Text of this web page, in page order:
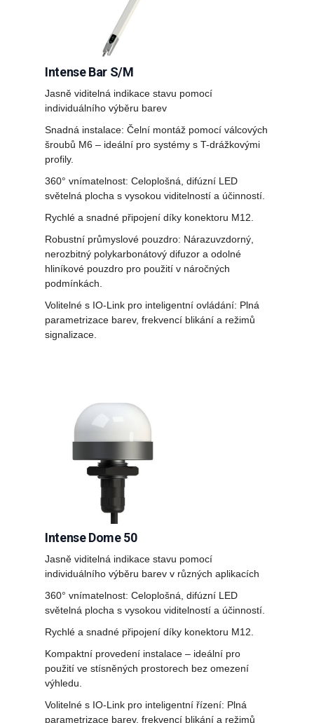
Intense Bar S/M
Jasně viditelná indikace stavu pomocí
individuálního výběru barev
Snadná instalace: Čelní montáž pomocí válcových
šroubů M6 – ideální pro systémy s T-drážkovými
profily.
360° vnímatelnost: Celoplošná, difúzní LED
světelná plocha s vysokou viditelností a účinností.
Rychlé a snadné připojení díky konektoru M12.
Robustní průmyslové pouzdro: Nárazuvzdorný,
nerozbitný polykarbonátový difuzor a odolné
hliníkové pouzdro pro použití v náročných
podmínkách.
Volitelné s IO-Link pro inteligentní ovládání: Plná
parametrizace barev, frekvencí blikání a režimů
signalizace.
Intense Dome 50
Jasně viditelná indikace stavu pomocí
individuálního výběru barev v různých aplikacích
360° vnímatelnost: Celoplošná, difúzní LED
světelná plocha s vysokou viditelností a účinností.
Rychlé a snadné připojení díky konektoru M12.
Kompaktní provedení instalace – ideální pro
použití ve stísněných prostorech bez omezení
výhledu.
Volitelné s IO-Link pro inteligentní řízení: Plná
parametrizace barev, frekvencí blikání a režimů